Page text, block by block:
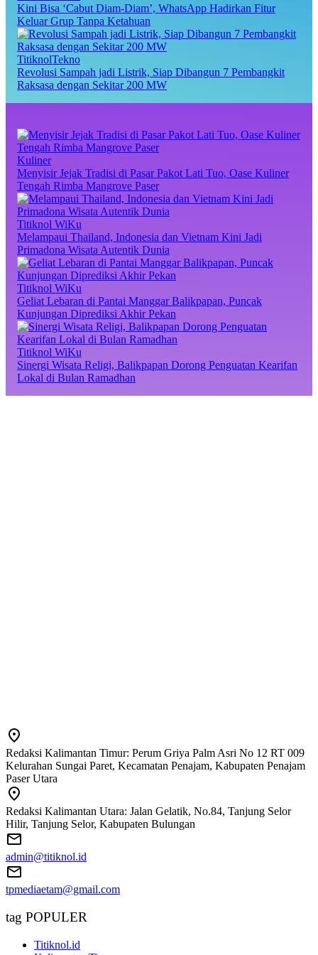
Kini Bisa ‘Cabut Diam-Diam’, WhatsApp Hadirkan Fitur
Keluar Grup Tanpa Ketahuan
TitiknolTekno
Revolusi Sampah jadi Listrik, Siap Dibangun 7 Pembangkit
Raksasa dengan Sekitar 200 MW
Kuliner
Menyisir Jejak Tradisi di Pasar Pakot Lati Tuo, Oase Kuliner
Tengah Rimba Mangrove Paser
Titiknol WiKu
Melampaui Thailand, Indonesia dan Vietnam Kini Jadi
Primadona Wisata Autentik Dunia
Titiknol WiKu
Geliat Lebaran di Pantai Manggar Balikpapan, Puncak
Kunjungan Diprediksi Akhir Pekan
Titiknol WiKu
Sinergi Wisata Religi, Balikpapan Dorong Penguatan Kearifan
Lokal di Bulan Ramadhan
Redaksi Kalimantan Timur: Perum Griya Palm Asri No 12 RT 009
Kelurahan Sungai Paret, Kecamatan Penajam, Kabupaten Penajam
Paser Utara
Redaksi Kalimantan Utara: Jalan Gelatik, No.84, Tanjung Selor
Hilir, Tanjung Selor, Kabupaten Bulungan
admin@titiknol.id
tpmediaetam@gmail.com
tag POPULER
Titiknol.id